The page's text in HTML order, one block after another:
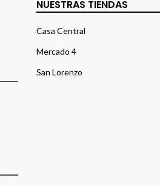
NUESTRAS TIENDAS
Casa Central
Mercado 4
San Lorenzo